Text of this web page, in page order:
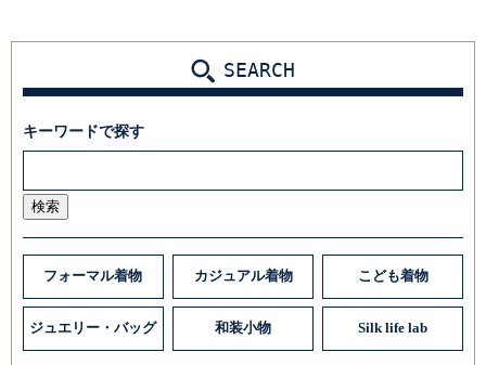
SEARCH
キーワードで探す
検索
フォーマル着物 カジュアル着物 こども着物
ジュエリー・バッグ 和装小物 Silk life lab